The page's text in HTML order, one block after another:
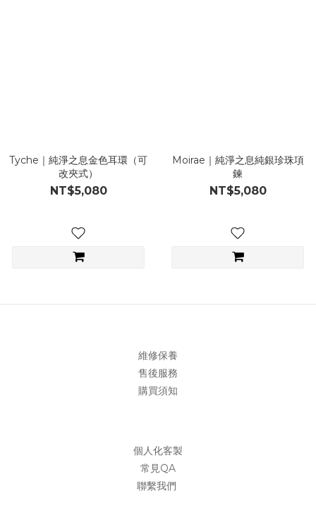
Tyche｜純淨之息金色耳環（可
改夾式）
NT$5,080
Moirae｜純淨之息純銀珍珠項
鍊
NT$5,080
維修保養
售後服務
購買須知
個人化客製
常見QA
聯繫我們